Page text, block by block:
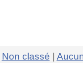
Non classé |